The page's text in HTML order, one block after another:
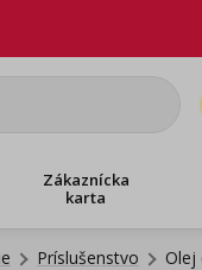
Zákaznícka
karta
Príslušenstvo Olej